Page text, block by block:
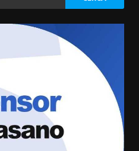
ferito a colpi di arma